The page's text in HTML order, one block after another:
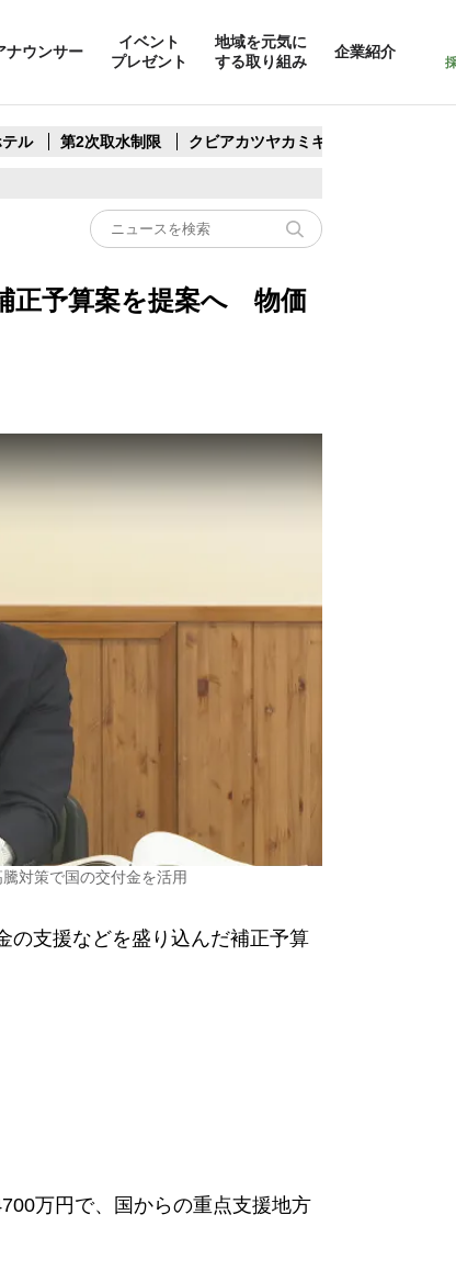
ナウンサー
イベント
プレゼント
地域を元気に
する取り組み
企業紹介
ル 第2次取水制限 クビアカツヤカミキリ
正予算案を提案へ 物価
対策で国の交付金を活用
支援などを盛り込んだ補正予算
万円で、国からの重点支援地方